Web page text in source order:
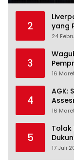
2
yang
24
3
16
4
AGK:
16
5
Tolak
17 Juli